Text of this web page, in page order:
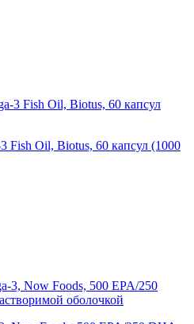
Fish Oil, Biotus, 60 капсул (1000